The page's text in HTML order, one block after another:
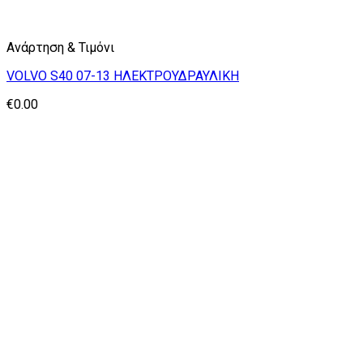
Ανάρτηση & Τιμόνι
VOLVO S40 07-13 ΗΛΕΚΤΡΟΥΔΡΑΥΛΙΚΗ
€0.00